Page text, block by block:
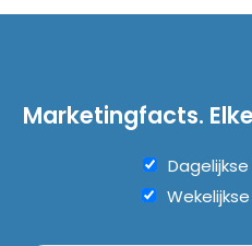
Marketingfacts.